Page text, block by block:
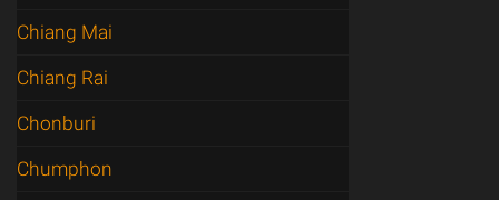
Chiang Mai
Chiang Rai
Chonburi
Chumphon